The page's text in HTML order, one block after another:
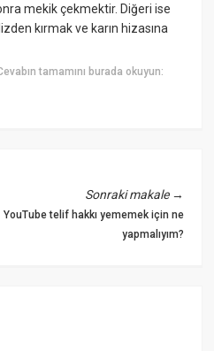
mekik çekmektir. Diğeri ise
kırmak ve karın hizasına
tamamını burada okuyun:
Sonraki makale→
YouTube telif hakkı yememek için ne
yapmalıyım?